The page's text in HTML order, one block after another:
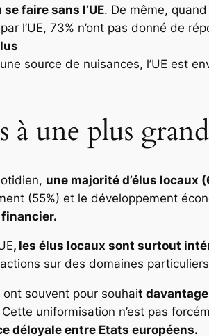
faire sans l’UE. De même,
l’UE, 73% n’ont pas donné de
source de nuisances, l’UE est
à une plus
une majorité d’élus locaux
(55%) et le développement
, les élus locaux sont surtout
sur des domaines
souvent pour souhait
Cette uniformisation n’est pas
déloyale entre Etats européens.